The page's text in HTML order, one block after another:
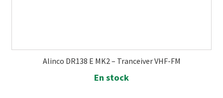
Alinco DR138 E MK2 – Tranceiver VHF-FM
En stock